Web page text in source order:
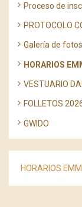
Proceso de
PROTOCOLO
Galería de fotos
HORARIOS
VESTUARIO
FOLLETOS
GWIDO
HORARIOS